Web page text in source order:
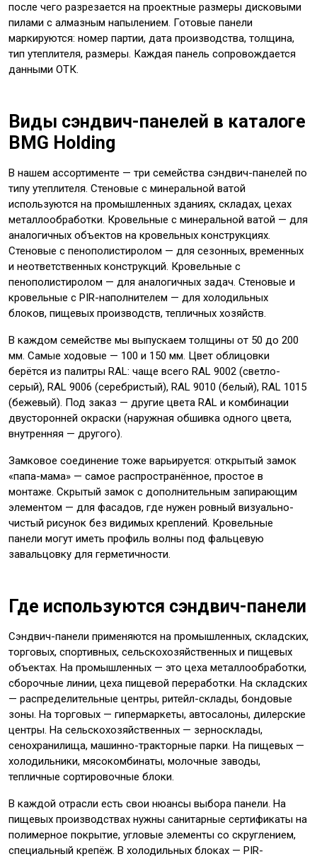
после чего разрезается на проектные размеры дисковыми
пилами с алмазным напылением. Готовые панели
маркируются: номер партии, дата производства, толщина,
тип утеплителя, размеры. Каждая панель сопровождается
данными ОТК.
Виды сэндвич-панелей в каталоге
BMG Holding
В нашем ассортименте — три семейства сэндвич-панелей по
типу утеплителя. Стеновые с минеральной ватой
используются на промышленных зданиях, складах, цехах
металлообработки. Кровельные с минеральной ватой — для
аналогичных объектов на кровельных конструкциях.
Стеновые с пенополистиролом — для сезонных, временных
и неответственных конструкций. Кровельные с
пенополистиролом — для аналогичных задач. Стеновые и
кровельные с PIR-наполнителем — для холодильных
блоков, пищевых производств, тепличных хозяйств.
В каждом семействе мы выпускаем толщины от 50 до 200
мм. Самые ходовые — 100 и 150 мм. Цвет облицовки
берётся из палитры RAL: чаще всего RAL 9002 (светло-
серый), RAL 9006 (серебристый), RAL 9010 (белый), RAL 1015
(бежевый). Под заказ — другие цвета RAL и комбинации
двусторонней окраски (наружная обшивка одного цвета,
внутренняя — другого).
Замковое соединение тоже варьируется: открытый замок
«папа-мама» — самое распространённое, простое в
монтаже. Скрытый замок с дополнительным запирающим
элементом — для фасадов, где нужен ровный визуально-
чистый рисунок без видимых креплений. Кровельные
панели могут иметь профиль волны под фальцевую
завальцовку для герметичности.
Где используются сэндвич-панели
Сэндвич-панели применяются на промышленных, складских,
торговых, спортивных, сельскохозяйственных и пищевых
объектах. На промышленных — это цеха металлообработки,
сборочные линии, цеха пищевой переработки. На складских
— распределительные центры, ритейл-склады, бондовые
зоны. На торговых — гипермаркеты, автосалоны, дилерские
центры. На сельскохозяйственных — зерносклады,
сенохранилища, машинно-тракторные парки. На пищевых —
холодильники, мясокомбинаты, молочные заводы,
тепличные сортировочные блоки.
В каждой отрасли есть свои нюансы выбора панели. На
пищевых производствах нужны санитарные сертификаты на
полимерное покрытие, угловые элементы со скруглением,
специальный крепёж. В холодильных блоках — PIR-